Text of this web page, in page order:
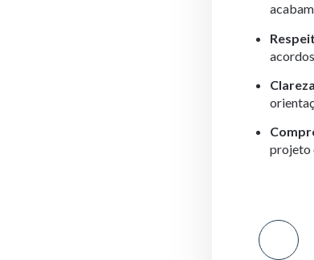
projeto